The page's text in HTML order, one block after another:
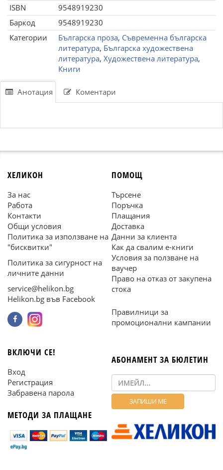
ISBN
9548919230
Баркод
9548919230
Категории
Българска проза, Съвременна българска
литература, Българска художествена
литература, Художествена литература,
Книги
Анотация Коментари
ХЕЛИКОН
За нас
Работа
Контакти
Общи условия
Политика за използване на
"бисквитки"
Политика за сигурност на
личните данни
service@helikon.bg
Helikon.bg във Facebook
ПОМОЩ
Търсене
Поръчка
Плащания
Доставка
Данни за клиента
Как да свалим е-книги
Условия за ползване на
ваучер
Право на отказ от закупена
стока
Правилници за
промоционални кампании
ВКЛЮЧИ СЕ!
Вход
Регистрация
Забравена парола
МЕТОДИ ЗА ПЛАЩАНЕ
АБОНАМЕНТ ЗА БЮЛЕТИН